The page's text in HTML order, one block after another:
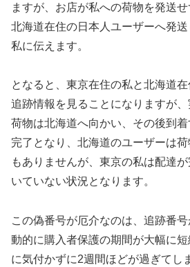
ますが、お店が私への荷物を発送
北海道在住の日本人ユーザーへ発
私に伝えます。
となると、東京在住の私と北海道
追跡情報を見ることになりますが
荷物は北海道へ向かい、その後到
完了となり、北海道のユーザーは
もありませんが、東京の私は配達
いていない状況となります。
この偽番号が厄介なのは、追跡番
動的に購入者保護の期間が大幅に
に気付かずに2週間ほどが過ぎてし